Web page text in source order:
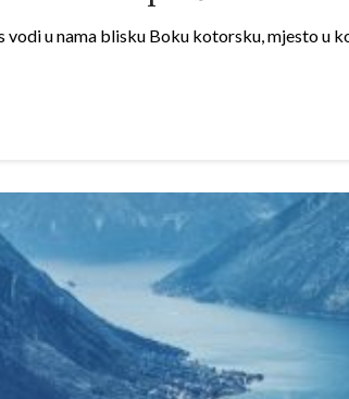
u nama blisku Boku kotorsku, mjesto u